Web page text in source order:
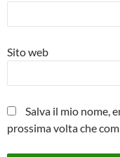
Sito web
Salva il mio nome,
prossima volta che